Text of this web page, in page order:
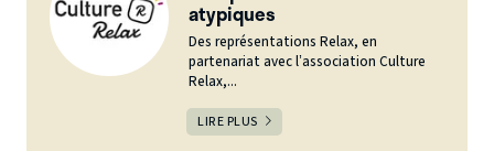
atypiques
Des représentations Relax, en
partenariat avec l’association Culture
Relax,...
LIRE PLUS